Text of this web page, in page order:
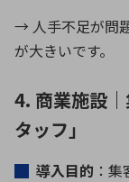
→ 人手不足が問
が大きいです。
4. 商業施設
タッフ」
導入目的 ：